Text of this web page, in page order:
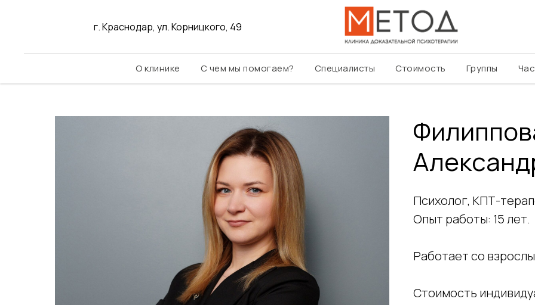
г. Краснодар, ул. Корницкого, 49
О клинике С чем мы помогаем? Специалисты Стоимость Группы
Психолог, КПТ-
Опыт работы: 15 лет.
Работает со
Стоимость